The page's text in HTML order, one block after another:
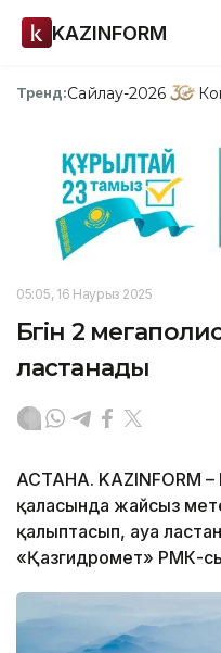
KAZINFORM
Тренд:Сайлау-2026
05:05, 16 Наурыз 2025
Бүгін 2
ластанады
АСТАНА. KAZINFORM –
қаласында жайсыз
қалыптасып, ауа
«Қазгидромет» РМК-